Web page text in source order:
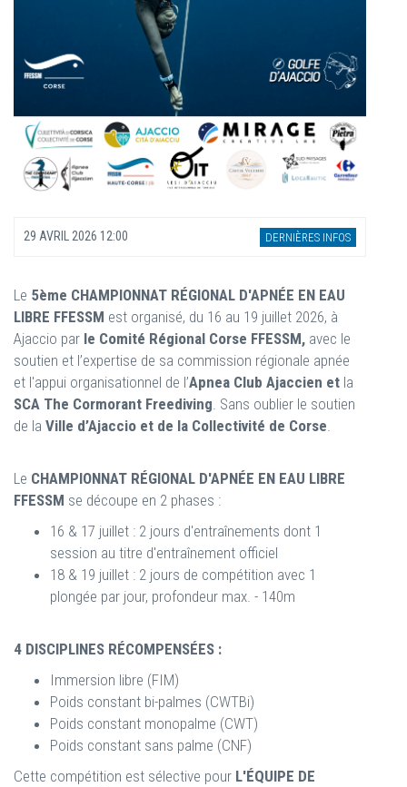
29 AVRIL 2026 12:00 DERNIÈRES INFOS
Le 5ème CHAMPIONNAT RÉGIONAL D'APNÉE EN EAU
LIBRE FFESSM est organisé, du 16 au 19 juillet 2026, à
Ajaccio par le Comité Régional Corse FFESSM, avec le
soutien et l’expertise de sa commission régionale apnée
et l'appui organisationnel de l’Apnea Club Ajaccien et la
SCA The Cormorant Freediving . Sans oublier le soutien
de la Ville d’Ajaccio et de la Collectivité de Corse
Le CHAMPIONNAT RÉGIONAL D'APNÉE EN EAU LIBRE
FFESSM se découpe en 2 phases :
16 & 17 juillet : 2 jours d'entraînements dont 1
session au titre d'entraînement officiel
18 & 19 juillet : 2 jours de compétition avec 1
plongée par jour, profondeur max. - 140m
4 DISCIPLINES RÉCOMPENSÉES :
Immersion libre (FIM)
Poids constant bi-palmes (CWTBi)
Poids constant monopalme (CWT)
Poids constant sans palme (CNF)
Cette compétition est sélective pour L'ÉQUIPE DE